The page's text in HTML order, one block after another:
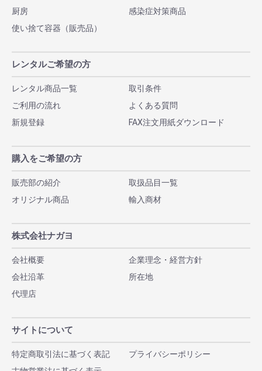
厨房
感染症対策商品
使い捨て容器（販売品）
レンタルご希望の方
レンタル商品一覧
取引条件
ご利用の流れ
よくある質問
新規登録
FAX注文用紙ダウンロード
購入をご希望の方
販売部の紹介
取扱品目一覧
オリジナル商品
輸入商材
株式会社ナガヨ
会社概要
企業理念・経営方針
会社沿革
所在地
代理店
サイトについて
特定商取引法に基づく表記
プライバシーポリシー